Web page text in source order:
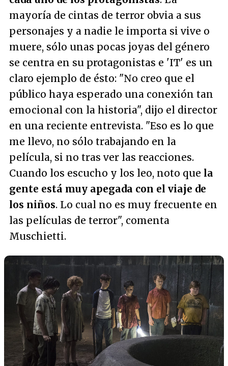
mayoría de cintas de terror obvia a sus
personajes y a nadie le importa si vive o
muere, sólo unas pocas joyas del género
se centra en su protagonistas e 'IT' es un
claro ejemplo de ésto: "No creo que el
público haya esperado una conexión tan
emocional con la historia", dijo el director
en una reciente entrevista. "Eso es lo que
me llevo, no sólo trabajando en la
película, si no tras ver las reacciones.
Cuando los escucho y los leo, noto que la
gente está muy apegada con el viaje de
los niños. Lo cual no es muy frecuente en
las películas de terror", comenta
Muschietti.